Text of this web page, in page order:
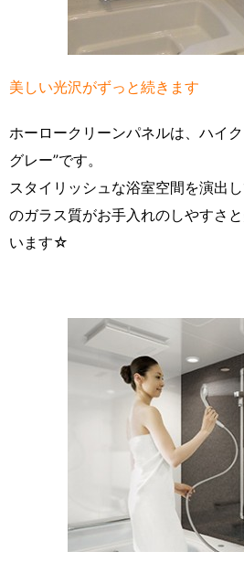
美しい光沢がずっと続きます
ホーロークリーンパネルは、ハイ
グレー”です。
スタイリッシュな浴室空間を演出
のガラス質がお手入れのしやすさ
います☆